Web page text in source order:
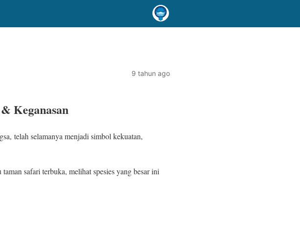
9 tahun ago
Keganasan
telah selamanya menjadi simbol kekuatan,
safari terbuka, melihat spesies yang besar ini